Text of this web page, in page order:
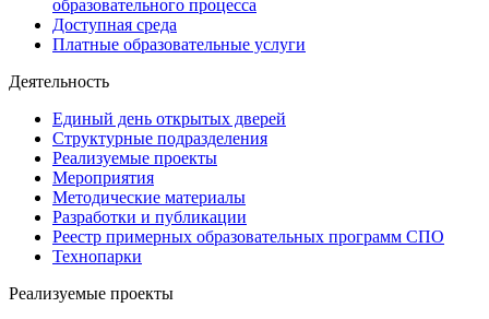
образовательного процесса
Доступная среда
Платные образовательные услуги
Деятельность
Единый день открытых дверей
Структурные подразделения
Реализуемые проекты
Мероприятия
Методические материалы
Разработки и публикации
Реестр примерных образовательных программ СПО
Технопарки
Реализуемые проекты